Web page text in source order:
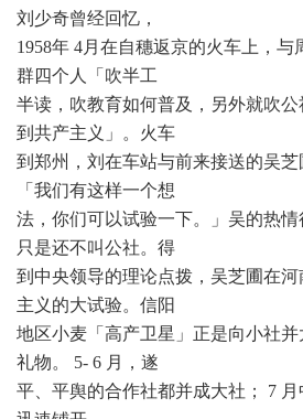
刘少奇曾经回忆，
1958年 4月在自穗返京的火车上，与
群四个人「吹半工
半读，吹教育如何普及，另外就吹
到共产主义」。火车
到郑州，刘在车站与前来接送的吴芝
「我们有这样一个想
法，你们可以试验一下。」吴的热情
只是还不叫公社。得
到中央领导的理论点拨，吴芝圃在
主义的大试验。信阳
地区小麦「高产卫星」正是向小社
礼物。 5- 6 月，遂
平、平舆的合作社都并成大社； 7